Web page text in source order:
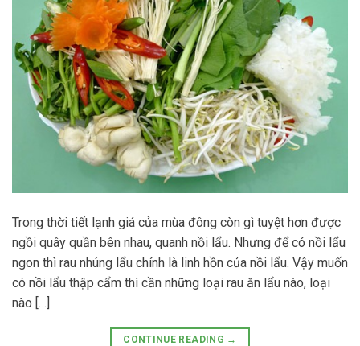
Trong thời tiết lạnh giá của mùa đông còn gì tuyệt hơn được
ngồi quây quần bên nhau, quanh nồi lẩu. Nhưng để có nồi lẩu
ngon thì rau nhúng lẩu chính là linh hồn của nồi lẩu. Vậy muốn
có nồi lẩu thập cẩm thì cần những loại rau ăn lẩu nào, loại
nào […]
CONTINUE READING →